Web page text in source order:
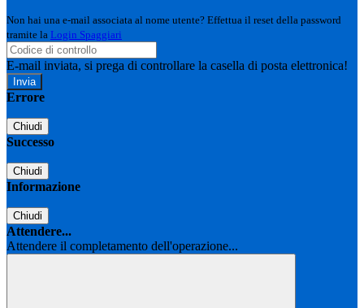
Non hai una e-mail associata al nome utente? Effettua il reset della password
tramite la Login Spaggiari
E-mail inviata, si prega di controllare la casella di posta elettronica!
Errore
Chiudi
Successo
Chiudi
Informazione
Chiudi
Attendere...
Attendere il completamento dell'operazione...